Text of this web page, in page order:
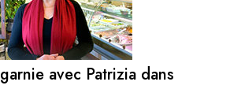
avec Patrizia dans